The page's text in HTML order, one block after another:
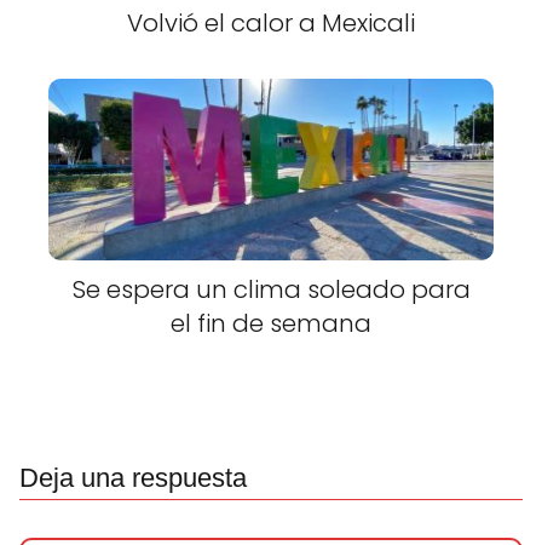
Volvió el calor a Mexicali
Se espera un clima soleado para
el fin de semana
Deja una respuesta